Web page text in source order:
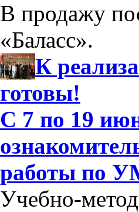
В продажу
«Баласс».
К
готовы!
С 7 по 19
работы по
Учебно-